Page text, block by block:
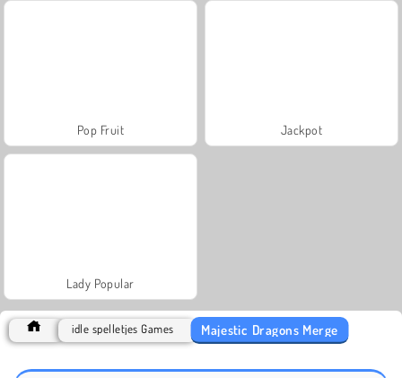
Pop Fruit Jackpot
Lady Popular
idle spelletjes Games Majestic Dragons Merge